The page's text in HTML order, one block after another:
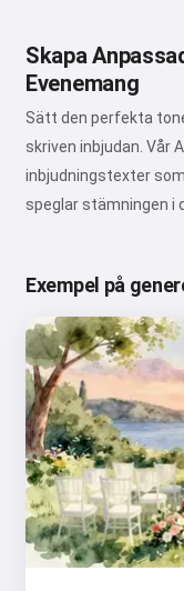
Skapa
Evenemang
Sätt den perfekta
skriven inbjudan. Vår
inbjudningstexter
speglar stämningen i
Exempel på